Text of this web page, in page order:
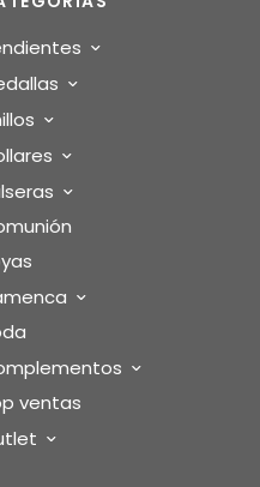
ventas